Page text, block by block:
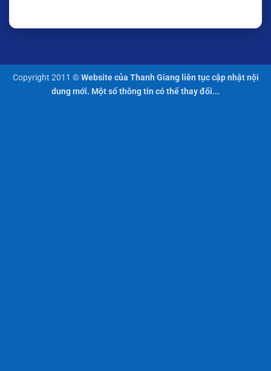
Copyright 2011 ©Website của Thanh Giang liên tục cập nhật nội
dung mới. Một số thông tin có thể thay đổi...